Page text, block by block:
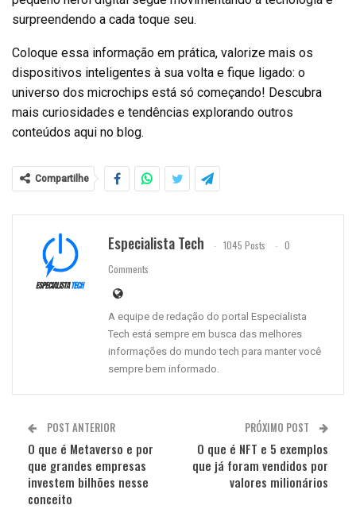
surpreendendo a cada toque seu.
Coloque essa informação em prática, valorize mais os
dispositivos inteligentes à sua volta e fique ligado: o
universo dos microchips está só começando! Descubra
mais curiosidades e tendências explorando outros
conteúdos aqui no blog.
Compartilhe
Especialista Tech 1045 Posts
0
Comments
A equipe de redação do portal Especialista
Tech está sempre em busca das melhores
informações do mundo tech para manter você
sempre bem informado.
POST ANTERIOR
O que é Metaverso e por
que grandes empresas
investem bilhões nesse
conceito
PRÓXIMO POST
O que é NFT e 5 exemplos
que já foram vendidos por
valores milionários